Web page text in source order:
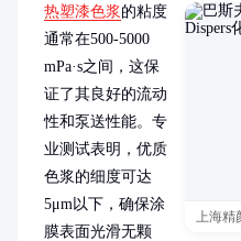
上海精
热塑漆色浆的粘度
通常在500-5000
mPa·s之间，这保
证了其良好的流动
性和泵送性能。专
业测试表明，优质
色浆的细度可达
5μm以下，确保涂
膜表面光滑无颗